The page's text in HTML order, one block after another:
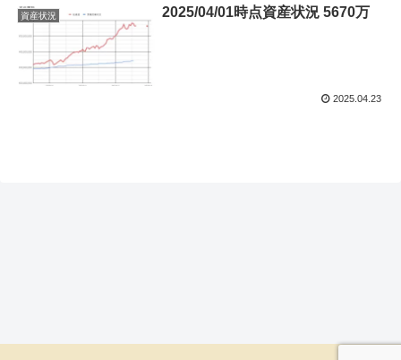
資産状況 2025/04/01時点資産状況 5670万
2025.04.23